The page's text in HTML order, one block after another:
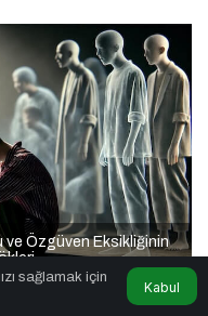
ve Özgüven Eksikliğinin
sağlamak için
Kabul